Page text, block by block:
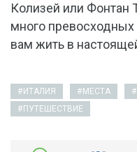
Колизей или Фонтан
много превосходных
вам жить в
ИТАЛИЯ МЕСТА
ПУТЕШЕСТВИЕ